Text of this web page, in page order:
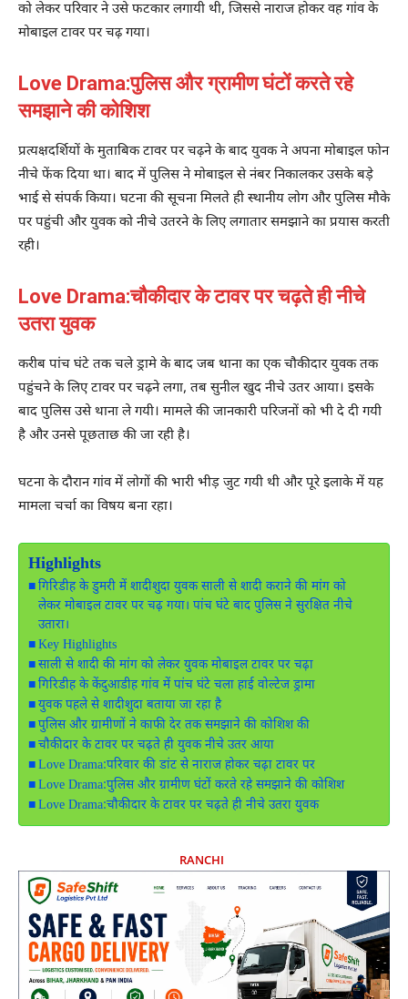
को लेकर परिवार ने उसे फटकार लगायी थी, जिससे नाराज होकर वह गांव के
मोबाइल टावर पर चढ़ गया।
Love Drama:पुलिस और ग्रामीण घंटों करते रहे
समझाने की कोशिश
प्रत्यक्षदर्शियों के मुताबिक टावर पर चढ़ने के बाद युवक ने अपना मोबाइल फोन
नीचे फेंक दिया था। बाद में पुलिस ने मोबाइल से नंबर निकालकर उसके बड़े
भाई से संपर्क किया। घटना की सूचना मिलते ही स्थानीय लोग और पुलिस मौके
पर पहुंची और युवक को नीचे उतरने के लिए लगातार समझाने का प्रयास करती
रही।
Love Drama:चौकीदार के टावर पर चढ़ते ही नीचे
उतरा युवक
करीब पांच घंटे तक चले ड्रामे के बाद जब थाना का एक चौकीदार युवक तक
पहुंचने के लिए टावर पर चढ़ने लगा, तब सुनील खुद नीचे उतर आया। इसके
बाद पुलिस उसे थाना ले गयी। मामले की जानकारी परिजनों को भी दे दी गयी
है और उनसे पूछताछ की जा रही है।
घटना के दौरान गांव में लोगों की भारी भीड़ जुट गयी थी और पूरे इलाके में यह
मामला चर्चा का विषय बना रहा।
Highlights
गिरिडीह के डुमरी में शादीशुदा युवक साली से शादी कराने की मांग को
लेकर मोबाइल टावर पर चढ़ गया। पांच घंटे बाद पुलिस ने सुरक्षित नीचे
उतारा।
Key Highlights
साली से शादी की मांग को लेकर युवक मोबाइल टावर पर चढ़ा
गिरिडीह के केंदुआडीह गांव में पांच घंटे चला हाई वोल्टेज ड्रामा
युवक पहले से शादीशुदा बताया जा रहा है
पुलिस और ग्रामीणों ने काफी देर तक समझाने की कोशिश की
चौकीदार के टावर पर चढ़ते ही युवक नीचे उतर आया
Love Drama:परिवार की डांट से नाराज होकर चढ़ा टावर पर
Love Drama:पुलिस और ग्रामीण घंटों करते रहे समझाने की कोशिश
Love Drama:चौकीदार के टावर पर चढ़ते ही नीचे उतरा युवक
RANCHI